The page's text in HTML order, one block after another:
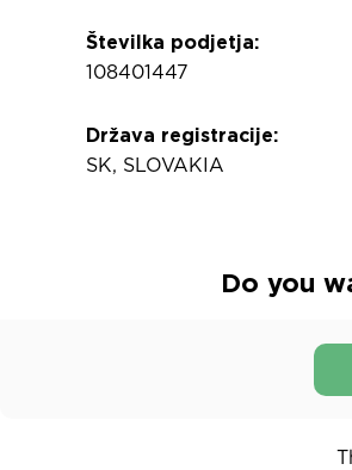
Številka podjetja:
108401447
Država registracije:
SK, SLOVAKIA
Do you